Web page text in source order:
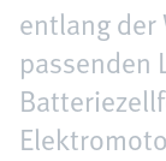
entlang
passenden